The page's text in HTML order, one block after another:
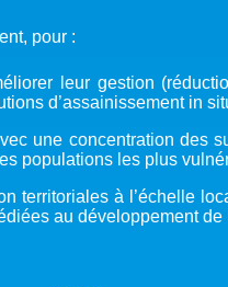
pour :
leur gestion
d’assainissement in
une concentration des
populations les plus
territoriales à l’échelle
au développement de